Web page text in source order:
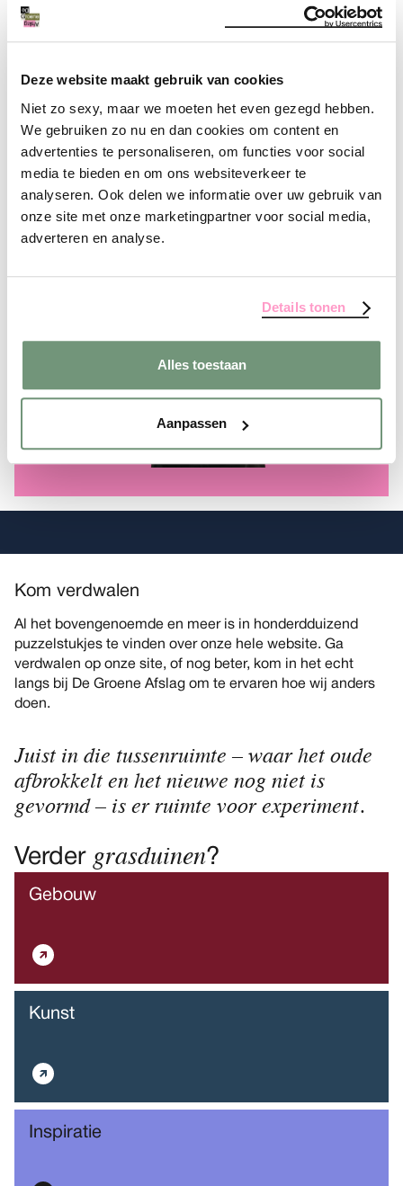
Deze website maakt gebruik van cookies
Niet zo sexy, maar we moeten het even gezegd hebben.
We gebruiken zo nu en dan cookies om content en
advertenties te personaliseren, om functies voor social
media te bieden en om ons websiteverkeer te
analyseren. Ook delen we informatie over uw gebruik van
onze site met onze marketingpartner voor social media,
adverteren en analyse.
Details tonen
Alles toestaan
Aanpassen
Eigenlijk zitten alle aspecten van B Corp zo in
hebben we eindelijk gevonden.
Kom verdwalen
Al het bovengenoemde en meer is in honderdduizend
puzzelstukjes te vinden over onze hele website. Ga
verdwalen op onze site, of nog beter, kom in het echt
langs bij De Groene Afslag om te ervaren hoe wij anders
doen.
Juist in die tussenruimte – waar het oude
afbrokkelt en het nieuwe nog niet is
gevormd – is er ruimte voor experiment.
Verder grasduinen?
Gebouw
Kunst
Inspiratie